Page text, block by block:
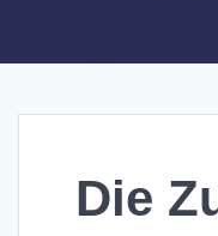
Die